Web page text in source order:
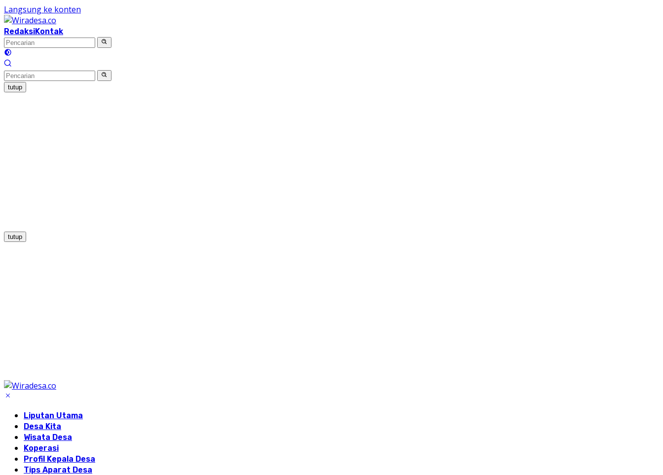
Langsung ke konten
RedaksiKontak
tutup
tutup
Liputan Utama
Desa Kita
Wisata Desa
Koperasi
Profil Kepala Desa
Tips Aparat Desa